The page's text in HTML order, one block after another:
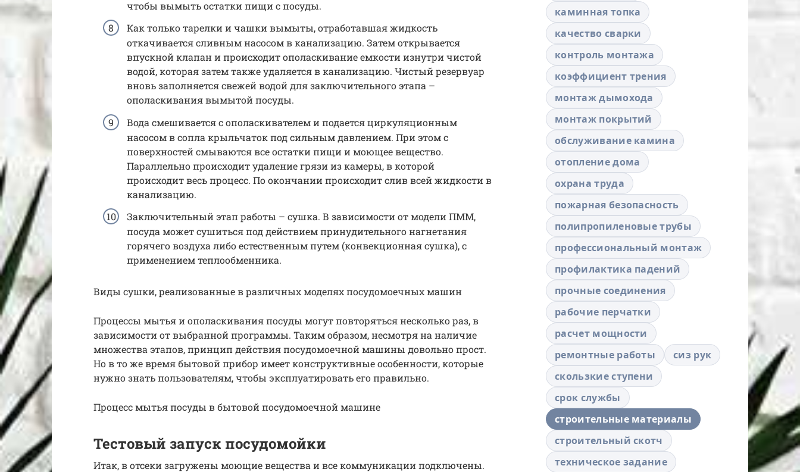
чтобы вымыть остатки пищи с посуды.
Как только тарелки и чашки вымыты, отработавшая жидкость
откачивается сливным насосом в канализацию. Затем открывается
впускной клапан и происходит ополаскивание емкости изнутри чистой
водой, которая затем также удаляется в канализацию. Чистый резервуар
вновь заполняется свежей водой для заключительного этапа –
ополаскивания вымытой посуды.
Вода смешивается с ополаскивателем и подается циркуляционным
насосом в сопла крыльчаток под сильным давлением. При этом с
поверхностей смываются все остатки пищи и моющее вещество.
Параллельно происходит удаление грязи из камеры, в которой
происходит весь процесс. По окончании происходит слив всей жидкости в
канализацию.
Заключительный этап работы – сушка. В зависимости от модели ПММ,
посуда может сушиться под действием принудительного нагнетания
горячего воздуха либо естественным путем (конвекционная сушка), с
применением теплообменника.
Виды сушки, реализованные в различных моделях посудомоечных машин
Процессы мытья и ополаскивания посуды могут повторяться несколько раз, в
зависимости от выбранной программы. Таким образом, несмотря на наличие
множества этапов, принцип действия посудомоечной машины довольно прост.
Но в то же время бытовой прибор имеет конструктивные особенности, которые
нужно знать пользователям, чтобы эксплуатировать его правильно.
Процесс мытья посуды в бытовой посудомоечной машине
Тестовый запуск посудомойки
Итак, в отсеки загружены моющие вещества и все коммуникации подключены.
каминная топка
качество сварки
контроль монтажа
коэффициент трения
монтаж дымохода
монтаж покрытий
обслуживание камина
отопление дома
охрана труда
пожарная безопасность
полипропиленовые трубы
профессиональный монтаж
профилактика падений
прочные соединения
рабочие перчатки
расчет мощности
ремонтные работы
сиз рук
скользкие ступени
срок службы
строительные материалы
строительный скотч
техническое задание